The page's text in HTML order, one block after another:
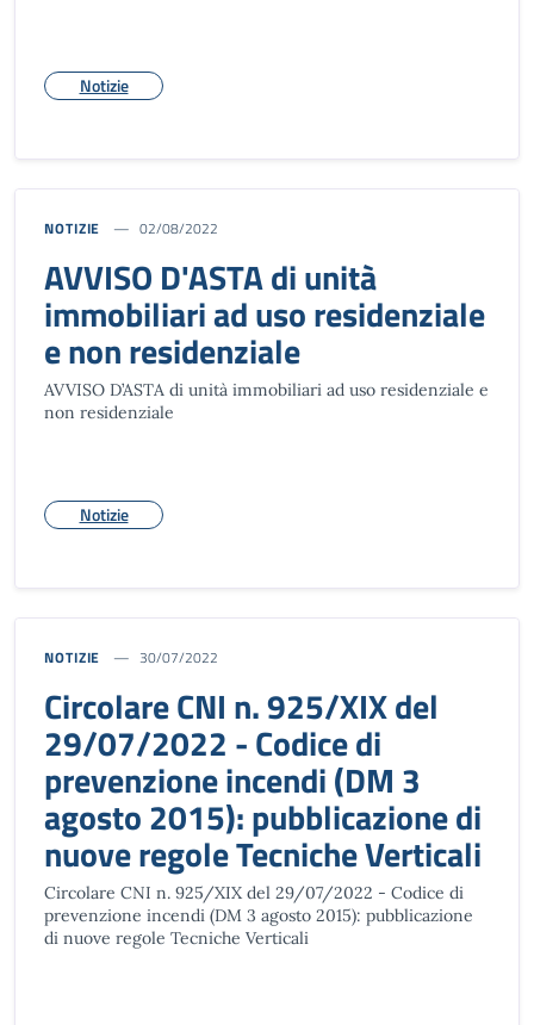
Notizie
NOTIZIE 02/08/2022
AVVISO D'ASTA di unità
immobiliari ad uso residenziale
e non residenziale
AVVISO D’ASTA di unità immobiliari ad uso residenziale e
non residenziale
Notizie
NOTIZIE 30/07/2022
Circolare CNI n. 925/XIX del
29/07/2022 - Codice di
prevenzione incendi (DM 3
agosto 2015): pubblicazione di
nuove regole Tecniche Verticali
Circolare CNI n. 925/XIX del 29/07/2022 - Codice di
prevenzione incendi (DM 3 agosto 2015): pubblicazione
di nuove regole Tecniche Verticali